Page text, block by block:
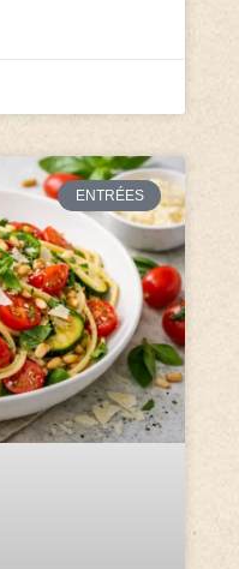
ENTRÉES